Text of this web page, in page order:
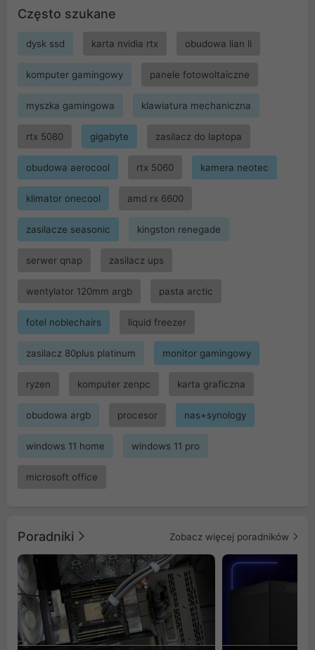
Często szukane
dysk ssd karta nvidia rtx obudowa lian li
komputer gamingowy panele fotowoltaiczne
myszka gamingowa klawiatura mechaniczna
rtx 5080 gigabyte zasilacz do laptopa
obudowa aerocool rtx 5060 kamera neotec
klimator onecool amd rx 6600
zasilacze seasonic kingston renegade
serwer qnap zasilacz ups
wentylator 120mm argb pasta arctic
fotel noblechairs liquid freezer
zasilacz 80plus platinum monitor gamingowy
ryzen komputer zenpc karta graficzna
obudowa argb procesor nas+synology
windows 11 home windows 11 pro
microsoft office
Poradniki Zobacz więcej poradników